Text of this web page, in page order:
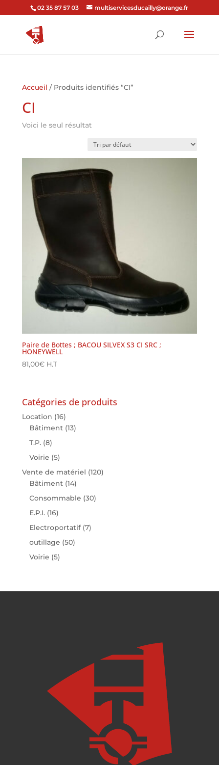
02 35 87 57 03 multiservicesducailly@orange.fr
Accueil / Produits identifiés “CI”
CI
Voici le seul résultat
Paire de Bottes ; BACOU SILVEX S3 CI SRC ;
HONEYWELL
81,00€ H.T
Catégories de produits
Location (16)
Bâtiment (13)
T.P. (8)
Voirie (5)
Vente de matériel (120)
Bâtiment (14)
Consommable (30)
E.P.I. (16)
Electroportatif (7)
outillage (50)
Voirie (5)